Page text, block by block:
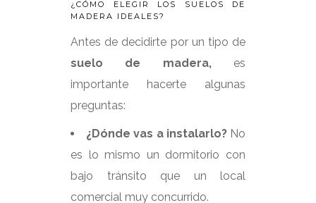
¿CÓMO ELEGIR LOS SUELOS DE
MADERA IDEALES?
Antes de decidirte por un tipo de
suelo de madera, es
importante hacerte algunas
preguntas:
¿Dónde vas a instalarlo? No
es lo mismo un dormitorio con
bajo tránsito que un local
comercial muy concurrido.